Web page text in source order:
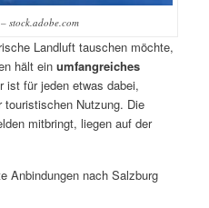
stock.adobe.com
Landluft tauschen möchte,
hält ein umfangreiches
ist für jeden etwas dabei,
Nutzung. Die
mitbringt, liegen auf der
Anbindungen nach Salzburg